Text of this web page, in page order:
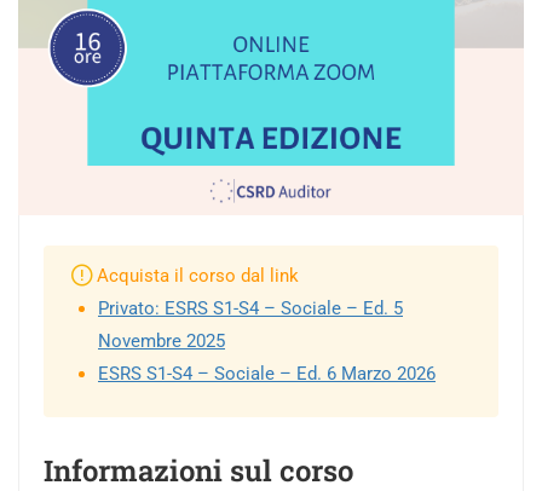
Acquista il corso dal link
Privato: ESRS S1-S4 – Sociale – Ed. 5
Novembre 2025
ESRS S1-S4 – Sociale – Ed. 6 Marzo 2026
Informazioni sul corso